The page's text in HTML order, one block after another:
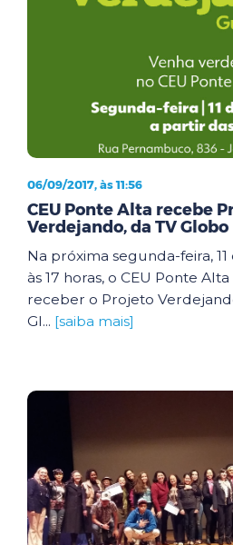
06/09/2017, às 11:56
CEU Ponte Alta recebe
Verdejando, da TV Globo
Na próxima segunda-feira,
às 17 horas, o CEU Ponte
receber o Projeto
Gl... [saiba mais]